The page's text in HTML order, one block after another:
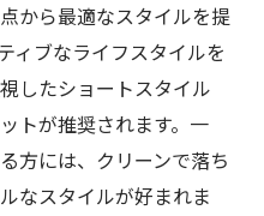
から最適なスタイルを提
ィブなライフスタイルを
したショートスタイル
トが推奨されます。一
方には、クリーンで落ち
なスタイルが好まれま